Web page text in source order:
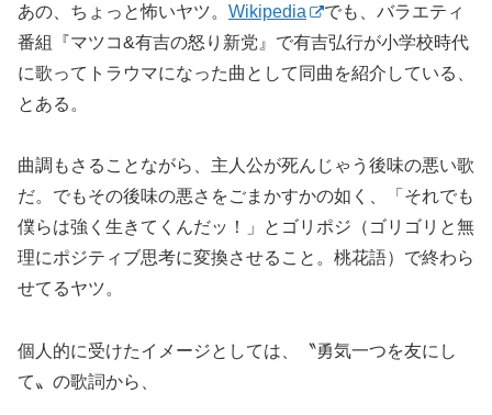
あの、ちょっと怖いヤツ。 Wikipedia
でも、バラエティ
番組『マツコ&有吉の怒り新党』で有吉弘行が小学校時代
に歌ってトラウマになった曲として同曲を紹介している、
とある。
曲調もさることながら、主人公が死んじゃう後味の悪い歌
だ。でもその後味の悪さをごまかすかの如く、「それでも
僕らは強く生きてくんだッ！」とゴリポジ（ゴリゴリと無
理にポジティブ思考に変換させること。桃花語）で終わら
せてるヤツ。
個人的に受けたイメージとしては、〝勇気一つを友にし
て〟の歌詞から、